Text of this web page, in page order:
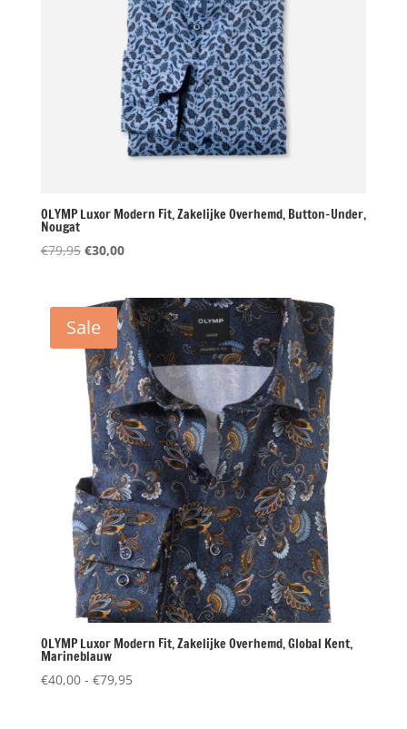
OLYMP Luxor Modern Fit, Zakelijke Overhemd, Button-Under,
Nougat
€79,95 Oorspronkelijke
€79,95.
€30,00Huidige
€30,00.
Sale
OLYMP Luxor Modern Fit, Zakelijke Overhemd, Global Kent,
Marineblauw
€40,00 - €79,95Prijsklasse: